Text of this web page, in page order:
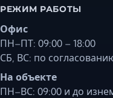
РЕЖИМ РАБОТЫ
Офис
ПН–ПТ: 09:00 – 18:00
СБ, ВС: по
На объекте
ПН–ВС: 09:00 и до